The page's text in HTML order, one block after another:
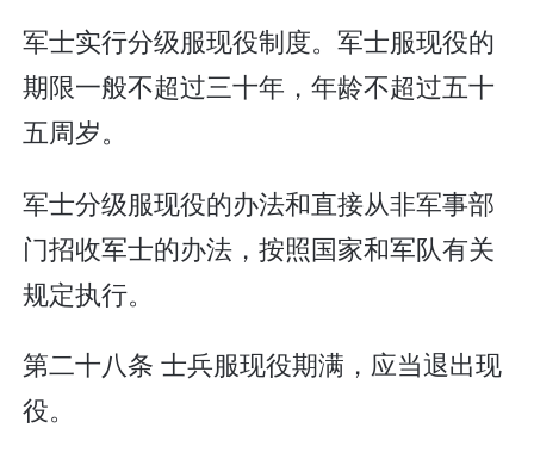
军士实行分级服现役制度。军士服现役的
期限一般不超过三十年，年龄不超过五十
五周岁。
军士分级服现役的办法和直接从非军事部
门招收军士的办法，按照国家和军队有关
规定执行。
第二十八条 士兵服现役期满，应当退出现
役。